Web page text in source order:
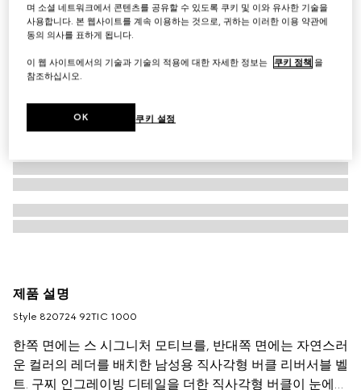
제품 설명
Style ‎820724 92TIC 1000
한쪽 면에는 스 시그니처 모티브를, 반대쪽 면에는 자연스러
운 컬러의 레더를 배치한 남성용 직사각형 버클 리버서블 벨
트. 구찌 인그레이빙 디테일을 더한 직사각형 버클이 눈에
며 소셜 네트워크에서 콘텐츠를 공유할 수 있도록 쿠키 및 이와 유사한 기술을
사용합니다. 본 웹사이트를 계속 이용하는 것으로, 귀하는 이러한 이용 약관에
동의 의사를 표하게 됩니다.
이 웹 사이트에서의 기술과 기술의 적용에 대한 자세한 정보는 쿠키 정책 을
참조하십시오.
쿠키 설정
OK